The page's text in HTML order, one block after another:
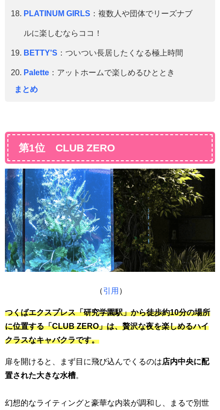
PLATINUM GIRLS ：複数人や団体でリーズナブ
ルに楽しむならココ！
BETTY'S ：ついつい長居したくなる極上時間
Palette ：アットホームで楽しめるひととき
まとめ
第1位 CLUB ZERO
（引用 ）
つくばエクスプレス「研究学園駅」から徒歩約10分の場所
に位置する「CLUB ZERO」は、贅沢な夜を楽しめるハイ
クラスなキャバクラです。
扉を開けると、まず目に飛び込んでくるのは店内中央に配
置された大きな水槽
幻想的なライティングと豪華な内装が調和し、まるで別世